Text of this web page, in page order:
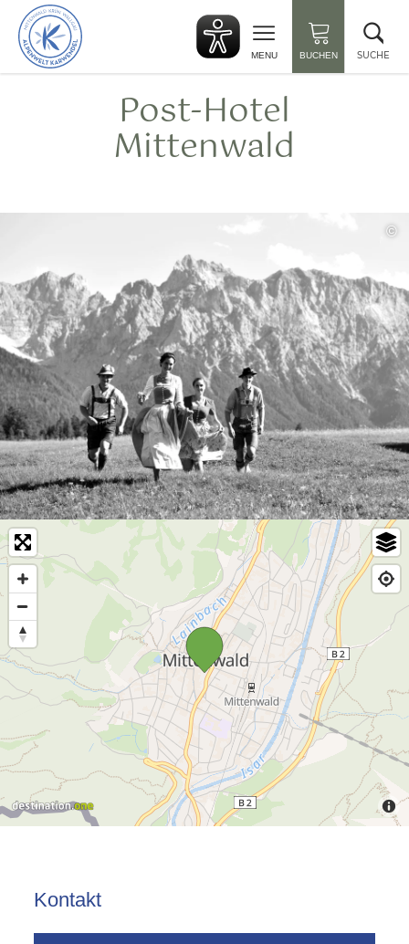
zurück
zur
Startseite
MENU BUCHEN SUCHE
Post-Hotel
Mittenwald
©
Kontakt